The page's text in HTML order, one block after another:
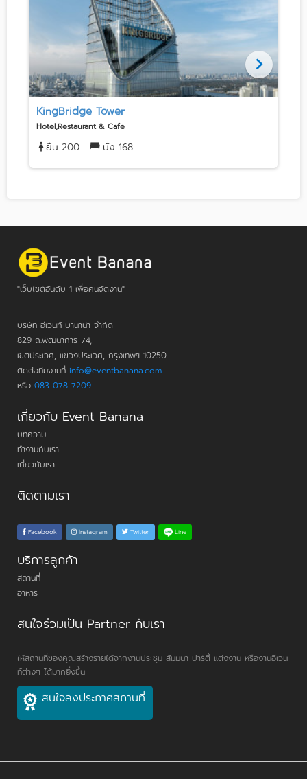
KingBridge Tower
Hotel,Restaurant & Cafe
ยืน 200 นั่ง 168
"เว็บไซต์อันดับ 1 เพื่อคนจัดงาน"
บริษัท อีเวนท์ บานาน่า จำกัด
829 ถ.พัฒนาการ 74,
เขตประเวศ, แขวงประเวศ, กรุงเทพฯ 10250
ติดต่อทีมงานที่ info@eventbanana.com
หรือ 083-078-7209
เกี่ยวกับ Event Banana
บทความ
ทำงานกับเรา
เกี่ยวกับเรา
ติดตามเรา
Facebook Instagram Twitter Line
บริการลูกค้า
สถานที่
อาหาร
สนใจร่วมเป็น Partner กับเรา
ให้สถานที่ของคุณสร้างรายได้จากงานประชุม สัมมนา ปาร์ตี้ แต่งงาน หรืองานอีเวน
ท์ต่างๆ ได้มากยิ่งขึ้น
สนใจลงประกาศสถานที่